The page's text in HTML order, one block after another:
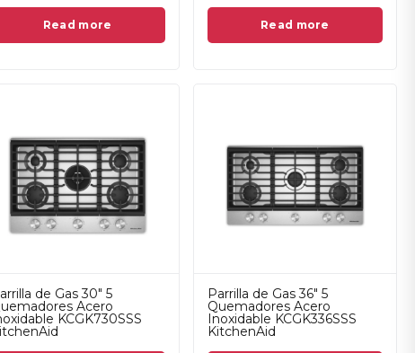
Read more Read more
de Gas 30" 5
Acero
KCGK730SSS
Parrilla de Gas 36" 5
Quemadores Acero
Inoxidable KCGK336SSS
KitchenAid